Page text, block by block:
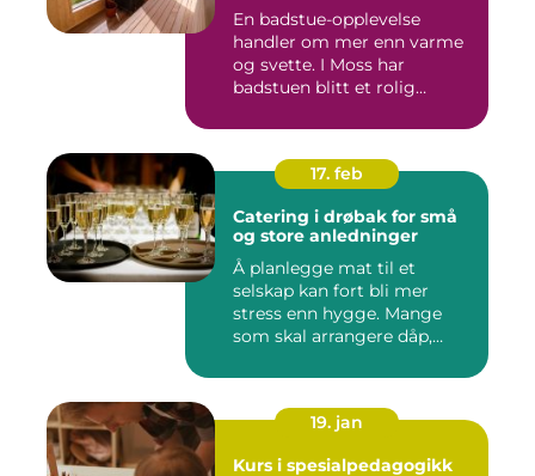
En badstue-opplevelse
handler om mer enn varme
og svette. I Moss har
badstuen blitt et rolig
17. feb
Catering i drøbak for små
og store anledninger
Å planlegge mat til et
selskap kan fort bli mer
stress enn hygge. Mange
som skal arrangere dåp,
19. jan
Kurs i spesialpedagogikk